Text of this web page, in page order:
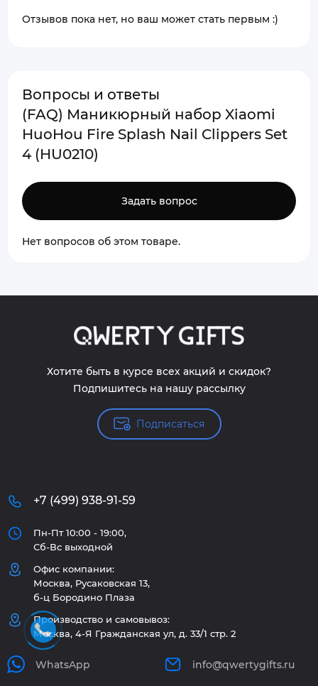
Отзывов пока нет, но ваш может стать первым :)
Вопросы и ответы
(FAQ) Маникюрный набор Xiaomi
HuoHou Fire Splash Nail Clippers Set
4 (HU0210)
Задать вопрос
Нет вопросов об этом товаре.
Хотите быть в курсе всех акций и скидок?
Подпишитесь на нашу рассылку
Подписаться
+7 (499) 938-91-59
Пн-Пт 10:00 - 19:00,
Сб-Вс выходной
Офис компании:
Москва, Русаковская 13,
б-ц Бородино Плаза
Производство и самовывоз:
Москва, 4-Я Гражданская ул, д. 33/1 стр. 2
WhatsApp info@qwertygifts.ru